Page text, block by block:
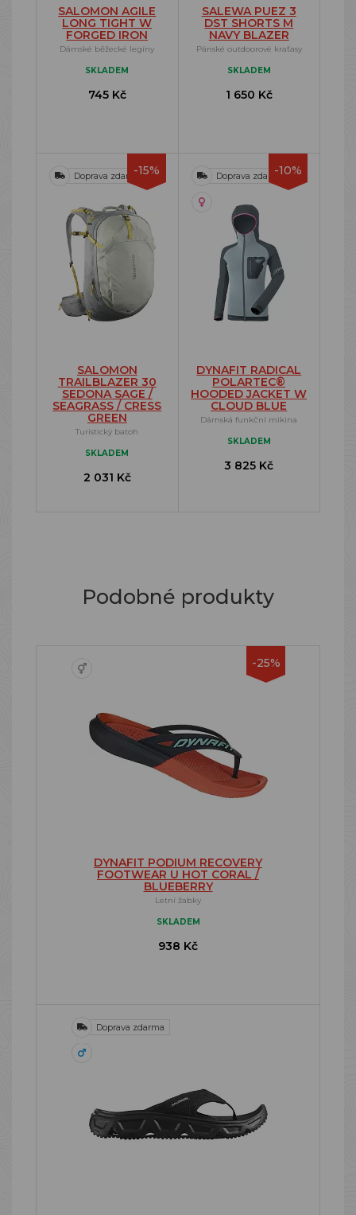
SALOMON AGILE
LONG TIGHT W
FORGED IRON
Dámské běžecké legíny
SKLADEM
745 Kč
SALEWA PUEZ 3
DST SHORTS M
NAVY BLAZER
Pánské outdoorové kraťasy
SKLADEM
1 650 Kč
-15%
Doprava zdarma
SALOMON
TRAILBLAZER 30
SEDONA SAGE /
SEAGRASS / CRESS
GREEN
Turistický batoh
SKLADEM
2 031 Kč
-10%
Doprava zdarma
DYNAFIT RADICAL
POLARTEC®
HOODED JACKET W
CLOUD BLUE
Dámská funkční mikina
SKLADEM
3 825 Kč
Podobné produkty
-25%
DYNAFIT PODIUM RECOVERY
FOOTWEAR U HOT CORAL /
BLUEBERRY
Letní žabky
SKLADEM
938 Kč
Doprava zdarma